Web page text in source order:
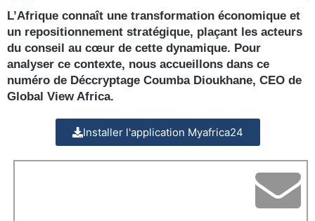
L’Afrique connaît une transformation économique et
un repositionnement stratégique, plaçant les acteurs
du conseil au cœur de cette dynamique. Pour
analyser ce contexte, nous accueillons dans ce
numéro de Déccryptage Coumba Dioukhane, CEO de
Global View Africa.
Installer l'application Myafrica24